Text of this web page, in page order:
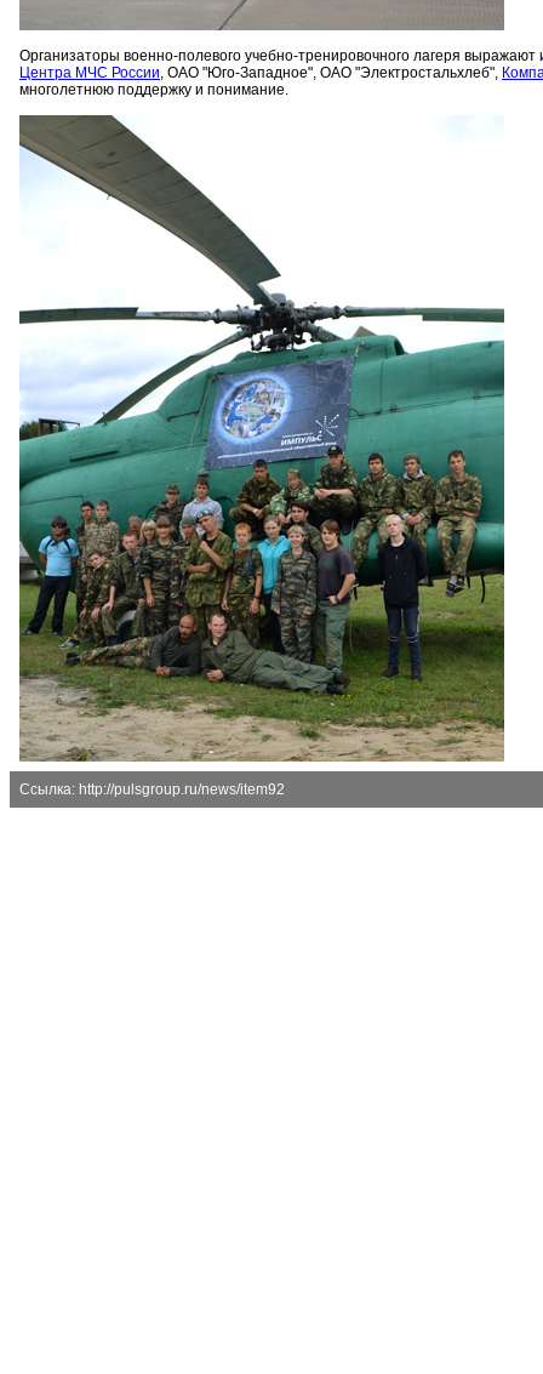
Организаторы военно-полевого учебно-тренировочного лагеря
Центра МЧС России, ОАО "Юго-Западное", ОАО "Электростальхлеб",
многолетнюю поддержку и понимание.
Ссылка: http://pulsgroup.ru/news/item92